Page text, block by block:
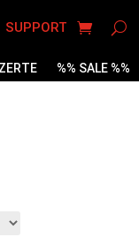
SUPPORT
%% SALE %%